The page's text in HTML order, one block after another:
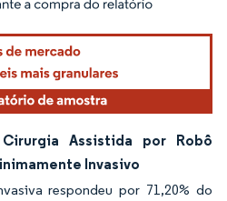
Assistida por Robô
Invasivo
respondeu por 71,20% do